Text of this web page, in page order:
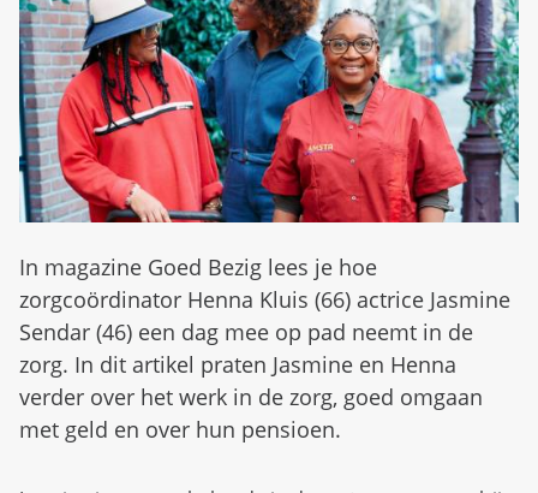
d
b
e
z
i
g
In magazine Goed Bezig lees je hoe
zorgcoördinator Henna Kluis (66) actrice Jasmine
Sendar (46) een dag mee op pad neemt in de
zorg. In dit artikel praten Jasmine en Henna
verder over het werk in de zorg, goed omgaan
met geld en over hun pensioen.